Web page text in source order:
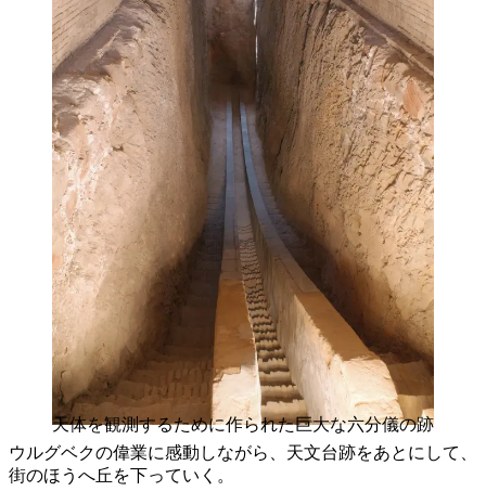
天体を観測するために作られた巨大な六分儀の跡
ウルグベクの偉業に感動しながら、天文台跡をあとにして、
街のほうへ丘を下っていく。